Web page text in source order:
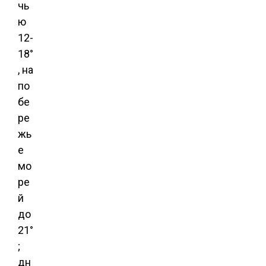
чь
ю
12-
18°
, на
по
бе
ре
жь
е
мо
ре
й
до
21°
;
дн